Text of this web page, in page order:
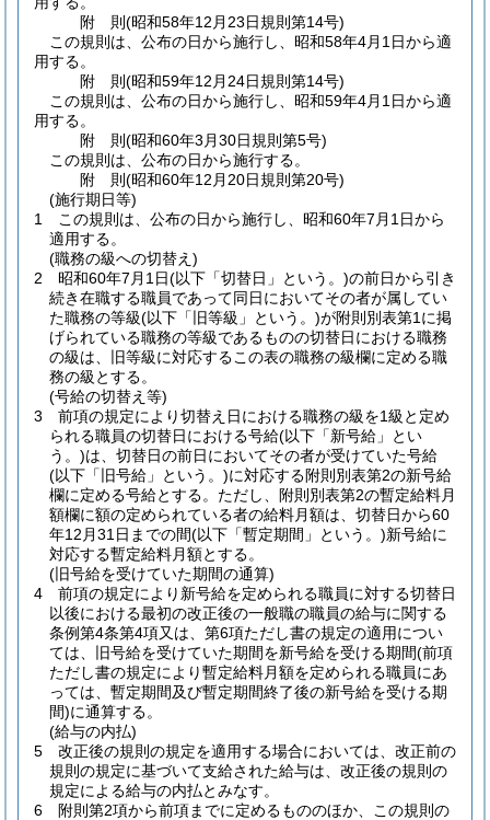
附 則(昭和58年12月23日規則第14号)
この規則は、公布の日から施行し、昭和58年4月1日から適
用する。
附 則(昭和59年12月24日規則第14号)
この規則は、公布の日から施行し、昭和59年4月1日から適
用する。
附 則(昭和60年3月30日規則第5号)
この規則は、公布の日から施行する。
附 則(昭和60年12月20日規則第20号)
(施行期日等)
1
この規則は、公布の日から施行し、昭和60年7月1日から
適用する。
(職務の級への切替え)
2
昭和60年7月1日(以下「切替日」という。)の前日から引き
続き在職する職員であって同日においてその者が属してい
た職務の等級(以下「旧等級」という。)が附則別表第1に掲
げられている職務の等級であるものの切替日における職務
の級は、旧等級に対応するこの表の職務の級欄に定める職
務の級とする。
(号給の切替え等)
3
前項の規定により切替え日における職務の級を1級と定め
られる職員の切替日における号給(以下「新号給」とい
う。)は、切替日の前日においてその者が受けていた号給
(以下「旧号給」という。)に対応する附則別表第2の新号給
欄に定める号給とする。 ただし、附則別表第2の暫定給料月
額欄に額の定められている者の給料月額は、切替日から60
年12月31日までの間(以下「暫定期間」という。)新号給に
対応する暫定給料月額とする。
(旧号給を受けていた期間の通算)
4
前項の規定により新号給を定められる職員に対する切替日
以後における最初の改正後の一般職の職員の給与に関する
条例第4条第4項又は、第6項ただし書の規定の適用につい
ては、旧号給を受けていた期間を新号給を受ける期間(前項
ただし書の規定により暫定給料月額を定められる職員にあ
っては、暫定期間及び暫定期間終了後の新号給を受ける期
間)に通算する。
(給与の内払)
5
改正後の規則の規定を適用する場合においては、改正前の
規則の規定に基づいて支給された給与は、改正後の規則の
規定による給与の内払とみなす。
6
附則第2項から前項までに定めるもののほか、この規則の